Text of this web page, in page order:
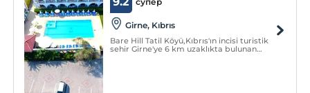
Girne, Kıbrıs
Bare Hill Tatil Köyü,Kıbrıs'ın incisi turistik
sehir Girne'ye 6 km uzaklıkta bulunan